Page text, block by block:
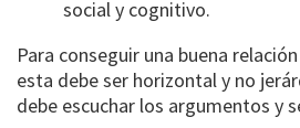
social y cognitivo.
Para conseguir una buena
esta debe ser horizontal y no
debe escuchar los argumentos y